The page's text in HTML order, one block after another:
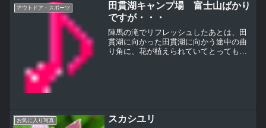
アウトドア・スポーツ
田貫湖キャンプ場 富士山ばかり
ですが・・・
陣馬の滝でリフレッシュしたあとは、田
貫湖に向かった田貫湖に向かう途中の曲
り角に、花が植えられていてとってもき
お気に入り写真 スカシユリ